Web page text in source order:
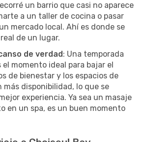
un barrio que casi no aparece
a un taller de cocina o pasar
mercado local. Ahí es donde se
de un lugar.
de verdad: Una temporada
momento ideal para bajar el
de bienestar y los espacios de
disponibilidad, lo que se
experiencia. Ya sea un masaje
en un spa, es un buen momento